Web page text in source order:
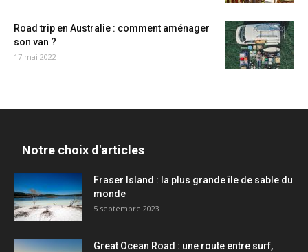
Road trip en Australie : comment aménager
son van ?
17 mai 2022
Notre choix d'articles
Fraser Island : la plus grande île de sable du
monde
5 septembre 2023
Great Ocean Road : une route entre surf,